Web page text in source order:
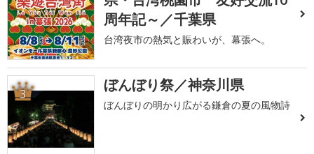
周年記～／千葉県
台湾夜市の熱気と賑わいが、幕張へ。
3 ぼんぼり祭／神奈川県
ぼんぼりの明かり広がる鎌倉の夏の風物詩